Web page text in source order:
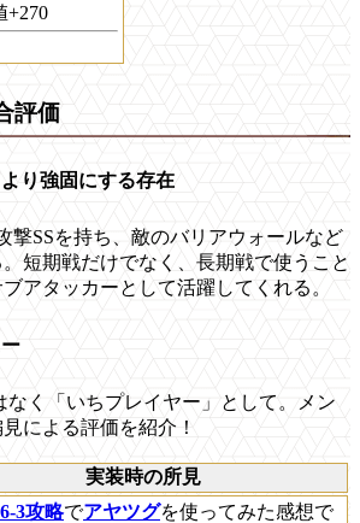
+270
評価
り強固にする存在
撃SSを持ち、敵のバリアウォールなど
短期戦だけでなく、長期戦で使うこと
アタッカーとして活躍してくれる。
なく「いちプレイヤー」として。メン
による評価を紹介！
実装時の所見
3攻略でアヤツグを使ってみた感想で